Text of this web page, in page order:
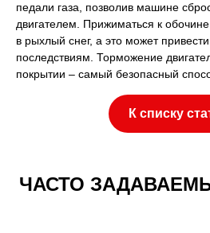
педали газа, позволив машине
двигателем. Прижиматься к
в рыхлый снег, а это может
последствиям. Торможение
покрытии – самый безопасный
К списку
ЧАСТО